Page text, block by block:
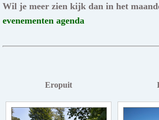
Wil je meer zien kijk dan in het
evenementen agenda
Eropuit